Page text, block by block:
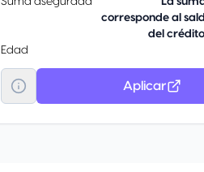
corresponde al
del
Edad
Aplicar